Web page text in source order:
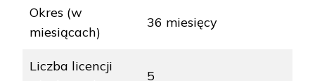
Okres (w
miesiącach)
36 miesięcy
Liczba licencji
5